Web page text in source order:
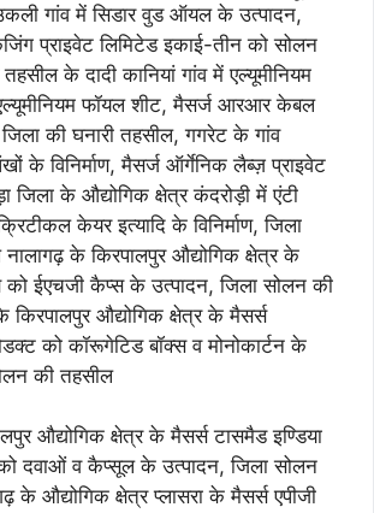
गांव में सिडार वुड ऑयल के उत्पादन,
प्राइवेट लिमिटेड इकाई-तीन को सोलन
के दादी कानियां गांव में एल्यूमीनियम
फॉयल शीट, मैसर्ज आरआर केबल
की घनारी तहसील, गगरेट के गांव
के विनिर्माण, मैसर्ज ऑर्गेनिक लैब्ज़ प्राइवेट
जिला के औद्योगिक क्षेत्र कंदरोड़ी में एंटी
केयर इत्यादि के विनिर्माण, जिला
के किरपालपुर औद्योगिक क्षेत्र के
को ईएचजी कैप्स के उत्पादन, जिला सोलन की
किरपालपुर औद्योगिक क्षेत्र के मैसर्स
को कॉरूगेटिड बॉक्स व मोनोकार्टन के
की तहसील
औद्योगिक क्षेत्र के मैसर्स टासमैड इण्डिया
को दवाओं व कैप्सूल के उत्पादन, जिला सोलन
के औद्योगिक क्षेत्र प्लासरा के मैसर्स एपीजी